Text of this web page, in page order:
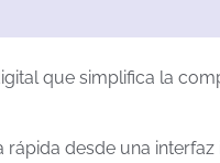
que simplifica la
desde una